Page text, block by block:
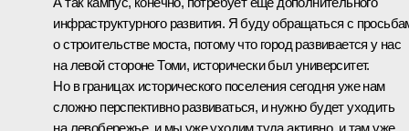
инфраструктурного развития. Я буду обращаться с
о строительстве моста, потому что город развивается у нас
на левой стороне Томи, исторически был университет.
Но в границах исторического поселения сегодня уже нам
сложно перспективно развиваться, и нужно будет уходить
на левобережье, и мы уже уходим туда активно, и там уже